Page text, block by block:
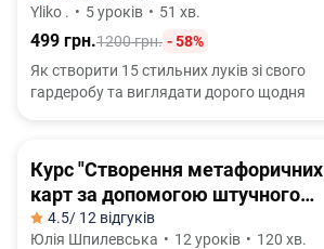
Yliko . • 5 уроків • 51 хв.
499 грн.1200 грн. - 58%
Як створити 15 стильних луків зі свого
гардеробу та виглядати дорого щодня
Курс "Створення метафоричних
карт за допомогою штучного
інтелекту"
4.5/ 12 відгуків
Юлія Шпилевська • 12 уроків • 120 хв.